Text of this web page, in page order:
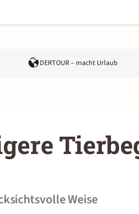
DERTOUR – macht Urlaub
Weise